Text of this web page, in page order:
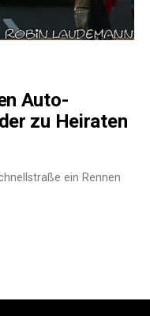
Auto-
zu Heiraten
ein Rennen